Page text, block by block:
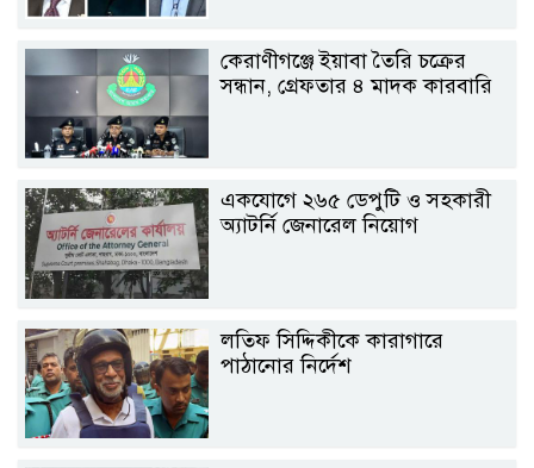
কেরাণীগঞ্জে ইয়াবা তৈরি চক্রের
সন্ধান, গ্রেফতার ৪ মাদক কারবারি
একযোগে ২৬৫ ডেপুটি ও সহকারী
অ্যাটর্নি জেনারেল নিয়োগ
লতিফ সিদ্দিকীকে কারাগারে
পাঠানোর নির্দেশ